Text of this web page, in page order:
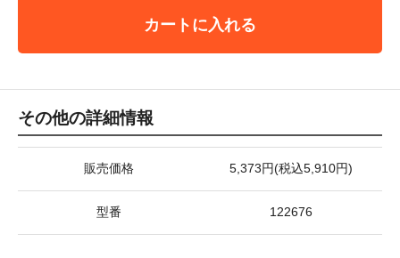
カートに入れる
その他の詳細情報
販売価格 5,373円(税込5,910円)
型番 122676